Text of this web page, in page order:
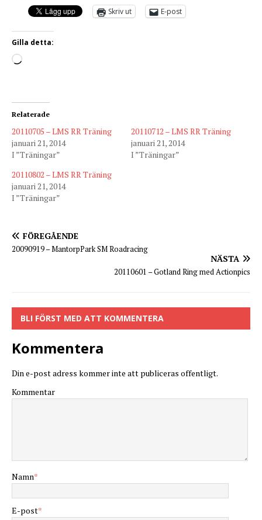
Skriv ut
E-post
Gilla detta:
Relaterade
20110705 – LMS RR Träning
januari 21, 2014
I ”Träningar”
20110712 – LMS RR Träning
januari 21, 2014
I ”Träningar”
20110802 – LMS RR Träning
januari 21, 2014
I ”Träningar”
FÖREGÅENDE
20090919 – MantorpPark SM Roadracing
NÄSTA
20110601 – Gotland Ring med Actionpics
BLI FÖRST MED ATT KOMMENTERA
Kommentera
Din e-post adress kommer inte att publiceras offentligt.
Kommentar
Namn*
E-post*